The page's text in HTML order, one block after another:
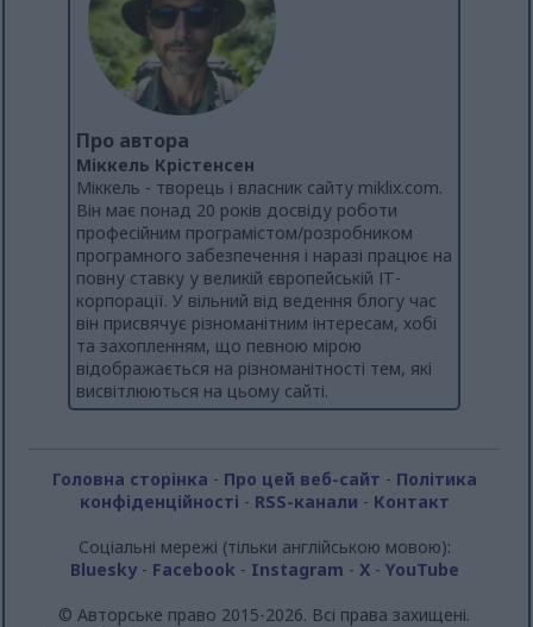
Про автора
Міккель Крістенсен
Міккель - творець і власник сайту miklix.com.
Він має понад 20 років досвіду роботи
професійним програмістом/розробником
програмного забезпечення і наразі працює на
повну ставку у великій європейській ІТ-
корпорації. У вільний від ведення блогу час
він присвячує різноманітним інтересам, хобі
та захопленням, що певною мірою
відображається на різноманітності тем, які
висвітлюються на цьому сайті.
Головна сторінка - Про цей веб-сайт - Політика
конфіденційності - RSS-канали - Контакт
Соціальні мережі (тільки англійською мовою):
Bluesky- Facebook - Instagram - X- YouTube
© Авторське право 2015-2026. Всі права захищені.